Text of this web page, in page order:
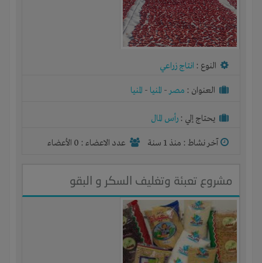
النوع : انتاج زراعي
العنوان : مصر- المنيا - المنيا
يحتاج إلي : رأس المال
آخر نشاط : منذ 1 سنة عدد الاعضاء : 0 الأعضاء
مشروع تعبئة وتغليف السكر و البقو